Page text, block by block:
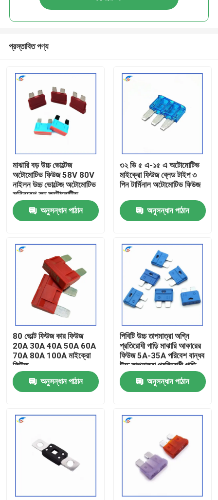
পণ্য
আমাদের সম্বন্ধে
কারখানা পরিদর্শন
গুণমান নিয়ন্ত্রণ
পিটিসি থার্মিস্টর
প্রস্তাবিত পণ্য
মাঝারি বড় উচ্চ ভোল্টেজ
অটোমোটিভ ফিউজ 58V 80V
নাইলন উচ্চ ভোল্টেজ অটোমোটিভ
সন্নিবেশ বড় অটোমোটিভ
সন্নিবেশ ফিউজ
অনুসন্ধান পাঠান
৩২ ভি ৫ এ-১৫ এ অটোমোটিভ
মাইক্রো ফিউজ ব্লেড টাইপ ৩
পিন টার্মিনাল অটোমোটিভ ফিউজ
অনুসন্ধান পাঠান
80 ভোল্ট ফিউজ কার ফিউজ
20A 30A 40A 50A 60A
70A 80A 100A মাইক্রো
ফিউজ
অনুসন্ধান পাঠান
পিবিটি উচ্চ তাপমাত্রা অগ্নি
প্রতিরোধী গাড়ি মাঝারি আকারের
ফিউজ 5A-35A পরিবেশ বান্ধব
উচ্চ তাপমাত্রা প্রতিরোধী গাড়ি
অনুসন্ধান পাঠান